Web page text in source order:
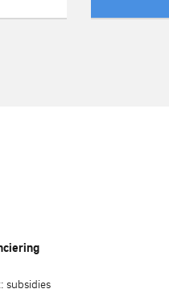
subsidies